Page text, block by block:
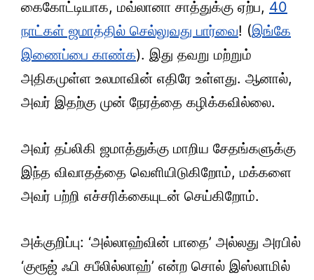
கைகோட்டியாக, மவ்லானா சாத்துக்கு ஏற்ப, 40
நாட்கள் ஜமாத்தில் செல்லுவது பார்வை! (இங்கே
இணைப்பை காண்க). இது தவறு மற்றும்
அதிகமுள்ள உலமாவின் எதிரே உள்ளது. ஆனால்,
அவர் இதற்கு முன் நேரத்தை கழிக்கவில்லை.
அவர் தப்லிகி ஜமாத்துக்கு மாறிய சேதங்களுக்கு
இந்த விவாதத்தை வெளியிடுகிறோம், மக்களை
அவர் பற்றி எச்சரிக்கையுடன் செய்கிறோம்.
அக்குறிப்பு: ‘அல்லாஹ்வின் பாதை’ அல்லது அரபில்
‘குரூஜ் ஃபி சபீலில்லாஹ்’ என்ற சொல் இஸ்லாமில்